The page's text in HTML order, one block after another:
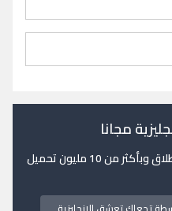
مجانا
من 10 مليون تحميل